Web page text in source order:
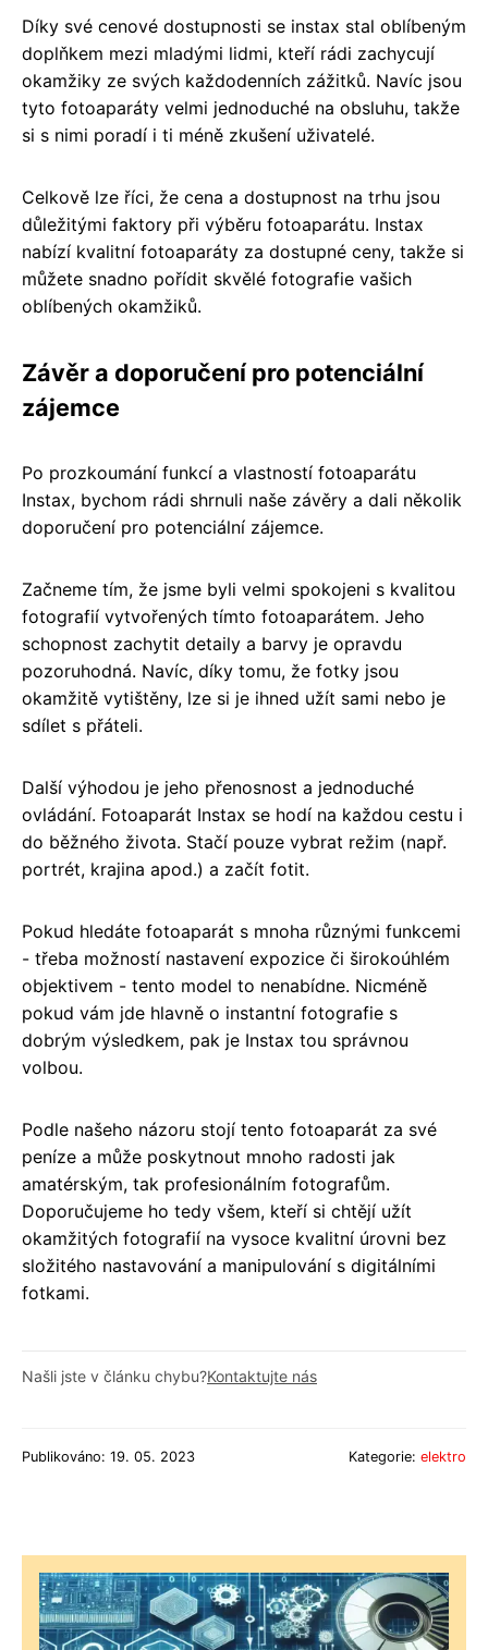
Díky své cenové dostupnosti se instax stal oblíbeným
doplňkem mezi mladými lidmi, kteří rádi zachycují
okamžiky ze svých každodenních zážitků. Navíc jsou
tyto fotoaparáty velmi jednoduché na obsluhu, takže
si s nimi poradí i ti méně zkušení uživatelé.
Celkově lze říci, že cena a dostupnost na trhu jsou
důležitými faktory při výběru fotoaparátu. Instax
nabízí kvalitní fotoaparáty za dostupné ceny, takže si
můžete snadno pořídit skvělé fotografie vašich
oblíbených okamžiků.
Závěr a doporučení pro potenciální
zájemce
Po prozkoumání funkcí a vlastností fotoaparátu
Instax, bychom rádi shrnuli naše závěry a dali několik
doporučení pro potenciální zájemce.
Začneme tím, že jsme byli velmi spokojeni s kvalitou
fotografií vytvořených tímto fotoaparátem. Jeho
schopnost zachytit detaily a barvy je opravdu
pozoruhodná. Navíc, díky tomu, že fotky jsou
okamžitě vytištěny, lze si je ihned užít sami nebo je
sdílet s přáteli.
Další výhodou je jeho přenosnost a jednoduché
ovládání. Fotoaparát Instax se hodí na každou cestu i
do běžného života. Stačí pouze vybrat režim (např.
portrét, krajina apod.) a začít fotit.
Pokud hledáte fotoaparát s mnoha různými funkcemi
- třeba možností nastavení expozice či širokoúhlém
objektivem - tento model to nenabídne. Nicméně
pokud vám jde hlavně o instantní fotografie s
dobrým výsledkem, pak je Instax tou správnou
volbou.
Podle našeho názoru stojí tento fotoaparát za své
peníze a může poskytnout mnoho radosti jak
amatérským, tak profesionálním fotografům.
Doporučujeme ho tedy všem, kteří si chtějí užít
okamžitých fotografií na vysoce kvalitní úrovni bez
složitého nastavování a manipulování s digitálními
fotkami.
Našli jste v článku chybu?Kontaktujte nás
Publikováno: 19. 05. 2023 Kategorie: elektro